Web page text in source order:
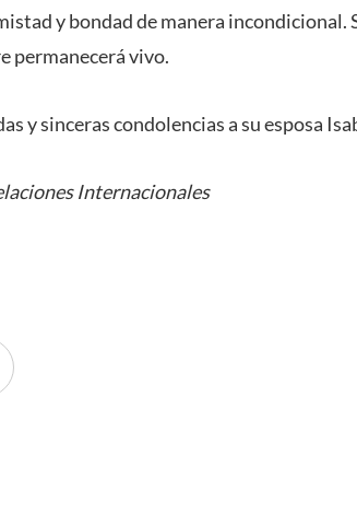
y bondad de manera incondicional.
permanecerá vivo.
y sinceras condolencias a su esposa
Internacionales